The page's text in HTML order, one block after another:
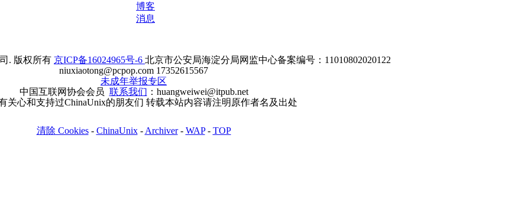
博客
消息
. 版权所有 京ICP备16024965号-6 北京市公安局海淀分局网监中心备案编号：11010802020122
niuxiaotong@pcpop.com 17352615567
未成年举报专区
中国互联网协会会员 联系我们 ：huangweiwei@itpub.net
关心和支持过ChinaUnix的朋友们 转载本站内容请注明原作者名及出处
清除 Cookies- ChinaUnix- Archiver- WAP- TOP